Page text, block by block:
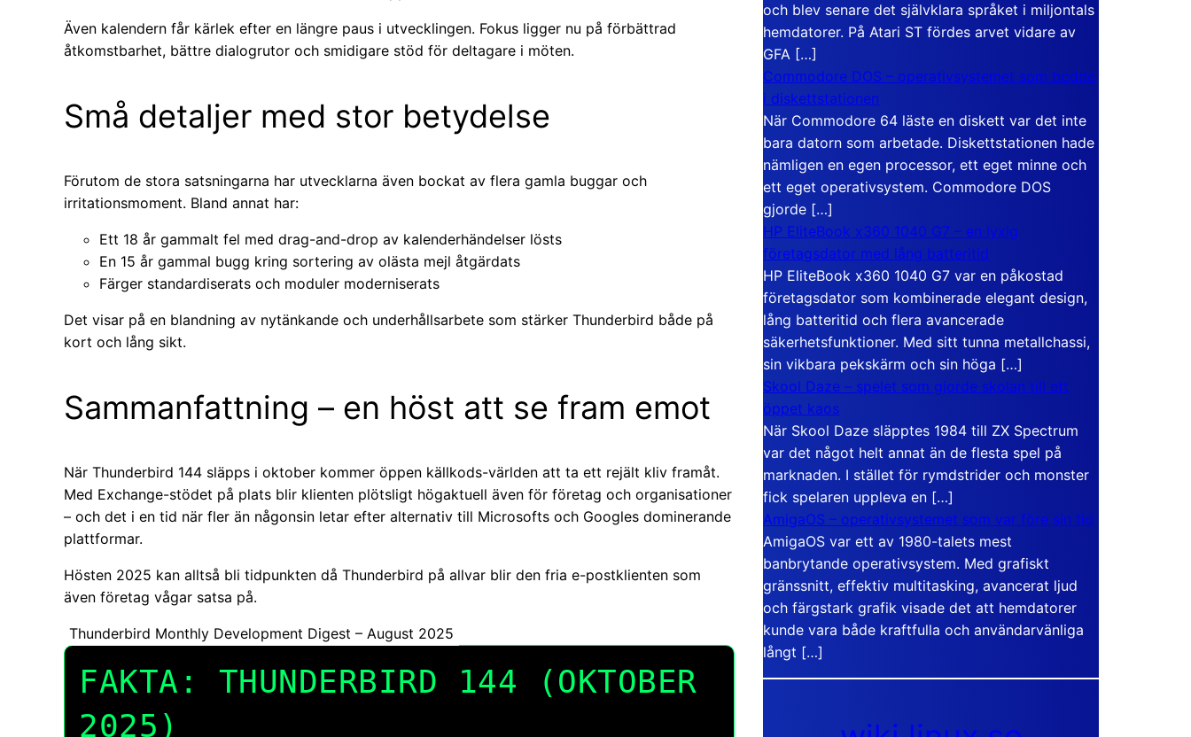
Även kalendern får kärlek efter en längre paus i utvecklingen. Fokus ligger nu på förbättrad
åtkomstbarhet, bättre dialogrutor och smidigare stöd för deltagare i möten.
Små detaljer med stor betydelse
Förutom de stora satsningarna har utvecklarna även bockat av flera gamla buggar och
irritationsmoment. Bland annat har:
Ett 18 år gammalt fel med drag-and-drop av kalenderhändelser lösts
En 15 år gammal bugg kring sortering av olästa mejl åtgärdats
Färger standardiserats och moduler moderniserats
Det visar på en blandning av nytänkande och underhållsarbete som stärker Thunderbird både på
kort och lång sikt.
Sammanfattning – en höst att se fram emot
När Thunderbird 144 släpps i oktober kommer öppen källkods-världen att ta ett rejält kliv framåt.
Med Exchange-stödet på plats blir klienten plötsligt högaktuell även för företag och organisationer
– och det i en tid när fler än någonsin letar efter alternativ till Microsofts och Googles dominerande
plattformar.
Hösten 2025 kan alltså bli tidpunkten då Thunderbird på allvar blir den fria e-postklienten som
även företag vågar satsa på.
Thunderbird Monthly Development Digest – August 2025
FAKTA: THUNDERBIRD 144 (OKTOBER
2025)
och blev senare det självklara språket i miljontals
hemdatorer. På Atari ST fördes arvet vidare av
GFA […]
Commodore DOS – operativsystemet som bodde
i diskettstationen
När Commodore 64 läste en diskett var det inte
bara datorn som arbetade. Diskettstationen hade
nämligen en egen processor, ett eget minne och
ett eget operativsystem. Commodore DOS
gjorde […]
HP EliteBook x360 1040 G7 – en lyxig
företagsdator med lång batteritid
HP EliteBook x360 1040 G7 var en påkostad
företagsdator som kombinerade elegant design,
lång batteritid och flera avancerade
säkerhetsfunktioner. Med sitt tunna metallchassi,
sin vikbara pekskärm och sin höga […]
Skool Daze – spelet som gjorde skolan till ett
öppet kaos
När Skool Daze släpptes 1984 till ZX Spectrum
var det något helt annat än de flesta spel på
marknaden. I stället för rymdstrider och monster
fick spelaren uppleva en […]
AmigaOS – operativsystemet som var före sin tid
AmigaOS var ett av 1980-talets mest
banbrytande operativsystem. Med grafiskt
gränssnitt, effektiv multitasking, avancerat ljud
och färgstark grafik visade det att hemdatorer
kunde vara både kraftfulla och användarvänliga
långt […]